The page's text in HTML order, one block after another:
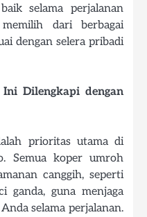
selama perjalanan
dari berbagai
dengan selera pribadi
Dilengkapi dengan
prioritas utama di
Semua koper umroh
canggih, seperti
ganda, guna menjaga
selama perjalanan.